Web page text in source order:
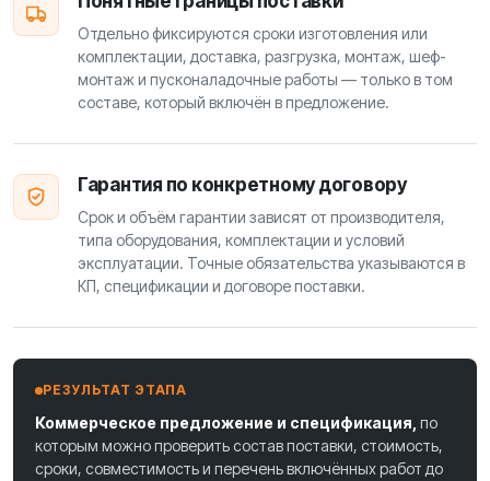
Отдельно фиксируются сроки изготовления или
комплектации, доставка, разгрузка, монтаж, шеф-
монтаж и пусконаладочные работы — только в том
составе, который включён в предложение.
Гарантия по конкретному договору
Срок и объём гарантии зависят от производителя,
типа оборудования, комплектации и условий
эксплуатации. Точные обязательства указываются в
КП, спецификации и договоре поставки.
РЕЗУЛЬТАТ ЭТАПА
Коммерческое предложение и спецификация, по
которым можно проверить состав поставки, стоимость,
сроки, совместимость и перечень включённых работ до